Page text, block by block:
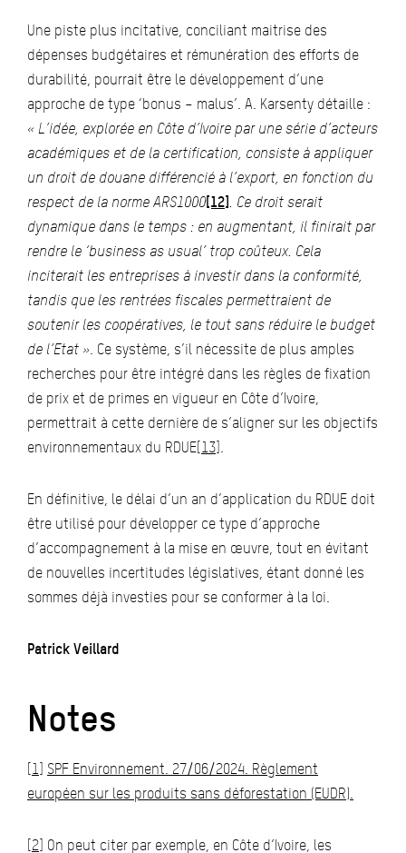
Une piste plus incitative, conciliant maitrise des
dépenses budgétaires et rémunération des efforts de
durabilité, pourrait être le développement d’une
approche de type ‘bonus – malus’. A. Karsenty détaille :
« L’idée, explorée en Côte d’Ivoire par une série d’acteurs
académiques et de la certification, consiste à appliquer
un droit de douane différencié à l’export, en fonction du
respect de la norme ARS1000[12]. Ce droit serait
dynamique dans le temps : en augmentant, il finirait par
rendre le ‘business as usual’ trop coûteux. Cela
inciterait les entreprises à investir dans la conformité,
tandis que les rentrées fiscales permettraient de
soutenir les coopératives, le tout sans réduire le budget
de l’Etat ». Ce système, s’il nécessite de plus amples
recherches pour être intégré dans les règles de fixation
de prix et de primes en vigueur en Côte d’Ivoire,
permettrait à cette dernière de s’aligner sur les objectifs
environnementaux du RDUE[13].
En définitive, le délai d’un an d’application du RDUE doit
être utilisé pour développer ce type d’approche
d’accompagnement à la mise en œuvre, tout en évitant
de nouvelles incertitudes législatives, étant donné les
sommes déjà investies pour se conformer à la loi.
Patrick Veillard
Notes
[1] SPF Environnement. 27/06/2024. Règlement
européen sur les produits sans déforestation (EUDR).
[2] On peut citer par exemple, en Côte d’Ivoire, les